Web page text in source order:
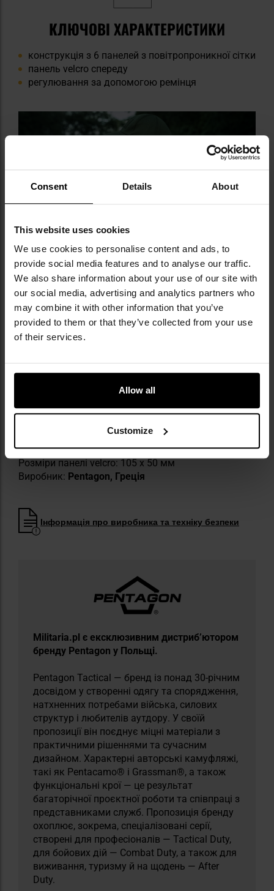
Consent Details About
This website uses cookies
We use cookies to personalise content and ads, to
provide social media features and to analyse our traffic.
We also share information about your use of our site with
our social media, advertising and analytics partners who
may combine it with other information that you’ve
provided to them or that they’ve collected from your use
of their services.
Allow all
Customize
КЛЮЧОВІ ХАРАКТЕРИСТИКИ
конструкція з 6 панелей з повітропроникної сітки
панель velcro спереду
регулювання за допомогою ремінця
ТЕХНІЧНІ ХАРАКТЕРИСТИКИ
Матеріал: 100% поліестер
Мінімальна окружність: 50 см
Максимальна окружність: 60 см
Розміри панелі velcro: 105 x 50 мм
Виробник: Pentagon, Греція
Інформація про виробника та техніку безпеки
Militaria.pl є ексклюзивним дистриб’ютором
бренду Pentagon у Польщі.
Pentagon Tactical — бренд із понад 30-річним
досвідом у створенні одягу та спорядження,
натхненних потребами війська, силових
структур і любителів аутдору. У своїй
пропозиції він поєднує міцні матеріали з
практичними рішеннями та сучасним
дизайном. Характерні авторські камуфляжі,
такі як Pentacamo® і Grassman®, а також
функціональні крої — це результат
багаторічної проєктної роботи та співпраці з
представниками служб. Пропозиція бренду
охоплює, зокрема, спеціалізовані серії,
створені для професіоналів — Tactical Duty,
для бойових дій — Combat Duty, а також для
виживання, туризму й на щодень — After
Duty.